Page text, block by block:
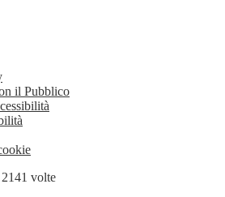
il Pubblico
2141 volte